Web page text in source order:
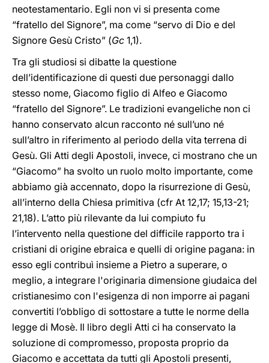
neotestamentario. Egli non vi si presenta come
“fratello del Signore”, ma come “servo di Dio e del
Signore Gesù Cristo” (Gc 1,1).
Tra gli studiosi si dibatte la questione
dell’identificazione di questi due personaggi dallo
stesso nome, Giacomo figlio di Alfeo e Giacomo
“fratello del Signore”. Le tradizioni evangeliche non ci
hanno conservato alcun racconto né sull’uno né
sull’altro in riferimento al periodo della vita terrena di
Gesù. Gli Atti degli Apostoli, invece, ci mostrano che un
“Giacomo” ha svolto un ruolo molto importante, come
abbiamo già accennato, dopo la risurrezione di Gesù,
all’interno della Chiesa primitiva (cfr At 12,17; 15,13-21;
21,18). L’atto più rilevante da lui compiuto fu
l’intervento nella questione del difficile rapporto tra i
cristiani di origine ebraica e quelli di origine pagana: in
esso egli contribuì insieme a Pietro a superare, o
meglio, a integrare l'originaria dimensione giudaica del
cristianesimo con l'esigenza di non imporre ai pagani
convertiti l’obbligo di sottostare a tutte le norme della
legge di Mosè. Il libro degli Atti ci ha conservato la
soluzione di compromesso, proposta proprio da
Giacomo e accettata da tutti gli Apostoli presenti,